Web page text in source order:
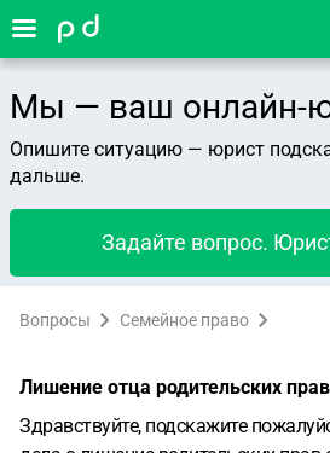
Мы — ваш онлайн-
Опишите ситуацию — юрист
дальше.
Задайте вопрос.
Вопросы Семейное право
Лишение отца родительских прав
Здравствуйте, подскажите